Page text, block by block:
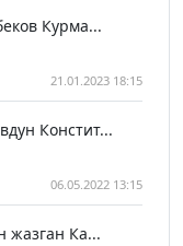
Курма...
21.01.2023 18:15
Констит...
06.05.2022 13:15
жазган Ка...